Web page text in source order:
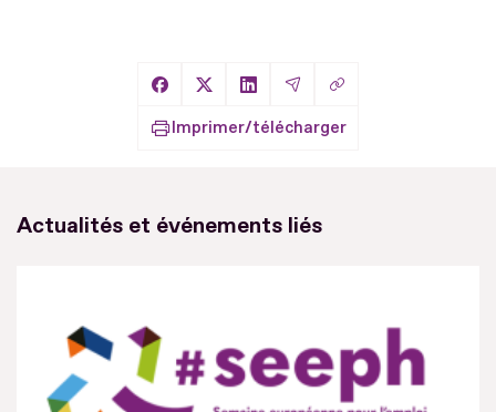
Partager sur Facebook
Partager sur X
Partager sur LinkedIn
Partager par Email
Copier le lien
Imprimer/télécharger
Actualités et événements liés